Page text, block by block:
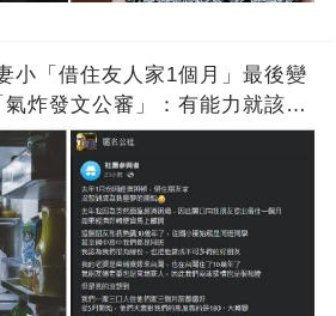
小「借住友人家1個月」最後變
炸發文公審」：有能力就該大